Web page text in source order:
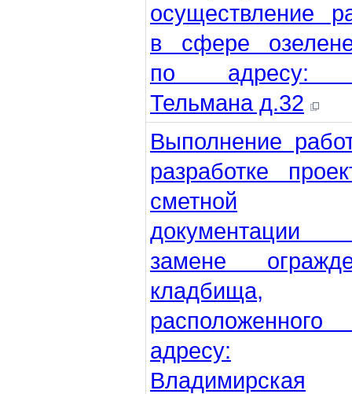
осуществление
в сфере
по адресу:
Тельмана д.32
Выполнение
разработке
сметной
замене
кладбища,
адресу:
Владимирская